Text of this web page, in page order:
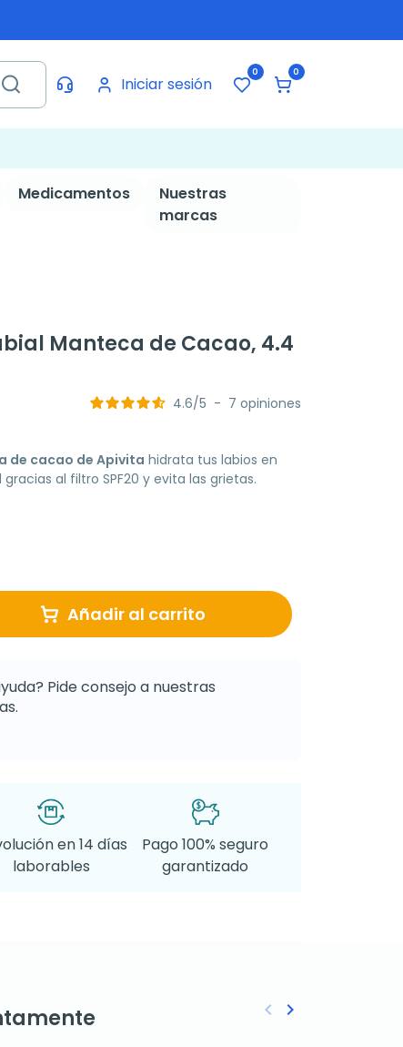
Iniciar sesión
0 0
Medicamentos
Nuestras
marcas
Manteca de Cacao, 4.4
4.6/5 - 7 opiniones
de cacao de Apivita hidrata tus labios en
al filtro SPF20 y evita las grietas.
Añadir al carrito
Pide consejo a nuestras
en 14 días
laborables
Pago 100% seguro
garantizado
Anterior
keyboard_arrow_left Siguiente
keyboard_arrow_right